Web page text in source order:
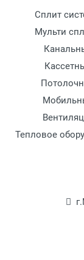
Сплит
Мульти
Тепловое